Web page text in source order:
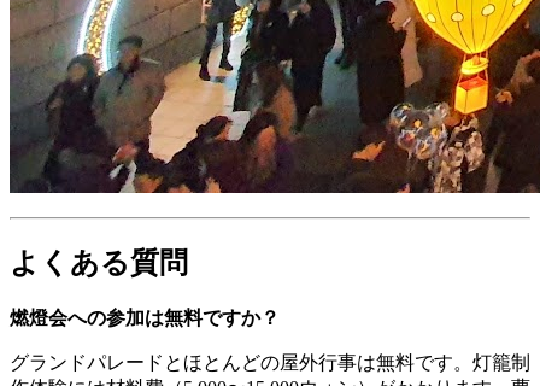
よくある質問
燃燈会への参加は無料ですか？
グランドパレードとほとんどの屋外行事は無料です。灯籠制